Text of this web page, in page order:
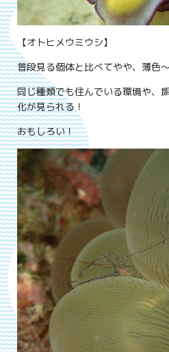
【オトヒメウミウシ】
普段見る個体と比べてやや、薄色～
同じ種類でも住んでいる環境や、
化が見られる！
おもしろい！